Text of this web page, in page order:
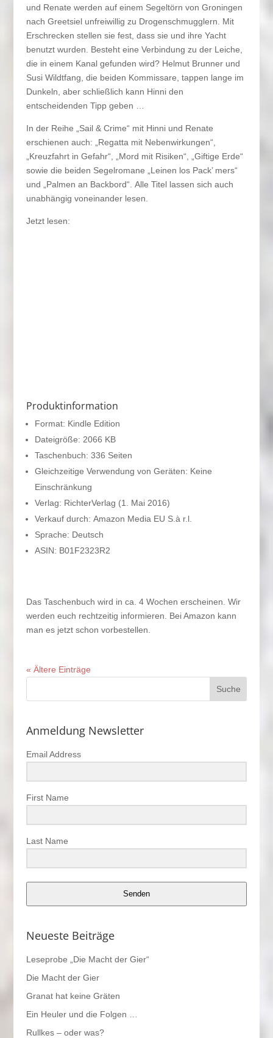
und Renate werden auf einem Segeltörn von Groningen
nach Greetsiel unfreiwillig zu Drogenschmugglern. Mit
Erschrecken stellen sie fest, dass sie und ihre Yacht
benutzt wurden. Besteht eine Verbindung zu der Leiche,
die in einem Kanal gefunden wird? Helmut Brunner und
Susi Wildtfang, die beiden Kommissare, tappen lange im
Dunkeln, aber schließlich kann Hinni den
entscheidenden Tipp geben …
In der Reihe „Sail & Crime“ mit Hinni und Renate
erschienen auch: „Regatta mit Nebenwirkungen“,
„Kreuzfahrt in Gefahr“, „Mord mit Risiken“, „Giftige Erde“
sowie die beiden Segelromane „Leinen los Pack’ mers“
und „Palmen an Backbord“. Alle Titel lassen sich auch
unabhängig voneinander lesen.
Jetzt lesen:
Produktinformation
Format: Kindle Edition
Dateigröße: 2066 KB
Taschenbuch: 336 Seiten
Gleichzeitige Verwendung von Geräten: Keine
Einschränkung
Verlag: RichterVerlag (1. Mai 2016)
Verkauf durch: Amazon Media EU S.à r.l.
Sprache: Deutsch
ASIN: B01F2323R2
Das Taschenbuch wird in ca. 4 Wochen erscheinen. Wir
werden euch rechtzeitig informieren. Bei Amazon kann
man es jetzt schon vorbestellen.
« Ältere Einträge
Anmeldung Newsletter
Email Address
First Name
Last Name
Senden
Neueste Beiträge
Leseprobe „Die Macht der Gier“
Die Macht der Gier
Granat hat keine Gräten
Ein Heuler und die Folgen …
Rullkes – oder was?